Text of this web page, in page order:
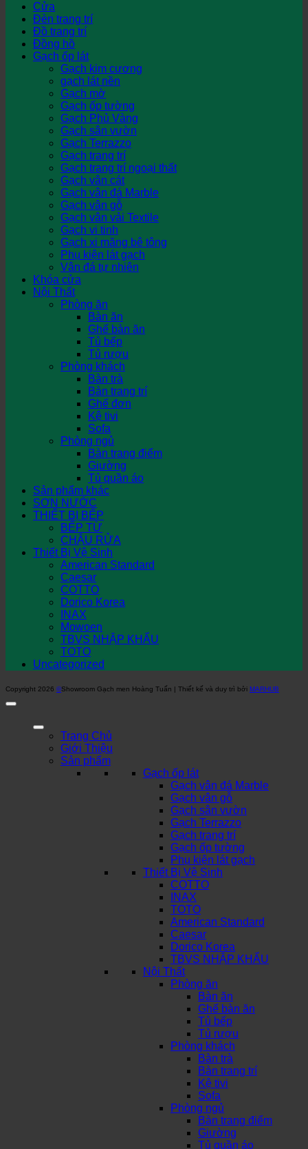
Cửa
Đèn trang trí
Đồ trang trí
Đồng hồ
Gạch ốp lát
Gạch kim cương
gạch lát nền
Gạch mờ
Gạch ốp tường
Gạch Phủ Vàng
Gạch sân vườn
Gạch Terrazzo
Gạch trang trí
Gạch trang trí ngoại thất
Gạch vân cát
Gạch vân đá Marble
Gạch vân gỗ
Gạch vân vải Textile
Gạch vi tinh
Gạch xi măng bê tông
Phụ kiện lát gạch
Vân đá tự nhiên
Khóa cửa
Nội Thất
Phòng ăn
Bàn ăn
Ghế bàn ăn
Tủ bếp
Tủ rượu
Phòng khách
Bàn trà
Bàn trang trí
Ghế đơn
Kệ tivi
Sofa
Phòng ngủ
Bàn trang điểm
Giường
Tủ quần áo
Sản phẩm khác
SƠN NƯỚC
THIẾT BỊ BẾP
BẾP TỪ
CHẬU RỬA
Thiết Bị Vệ Sinh
American Standard
Caesar
COTTO
Dorico Korea
INAX
Mowoen
TBVS NHẬP KHẨU
TOTO
Uncategorized
Copyright 2026 ©Showroom Gạch men Hoàng Tuấn | Thiết kế và duy trì bởi MARHUB
Trang Chủ
Giới Thiệu
Sản phẩm
Gạch ốp lát
Gạch vân đá Marble
Gạch vân gỗ
Gạch sân vườn
Gạch Terrazzo
Gạch trang trí
Gạch ốp tường
Phụ kiện lát gạch
Thiết Bị Vệ Sinh
COTTO
INAX
TOTO
American Standard
Caesar
Dorico Korea
TBVS NHẬP KHẨU
Nội Thất
Phòng ăn
Bàn ăn
Ghế bàn ăn
Tủ bếp
Tủ rượu
Phòng khách
Bàn trà
Bàn trang trí
Kệ tivi
Sofa
Phòng ngủ
Bàn trang điểm
Giường
Tủ quần áo